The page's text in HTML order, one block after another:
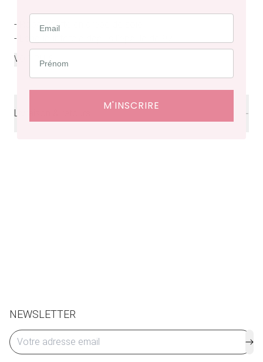
- Robe courte en crêpe de soie
- Longueur totale depuis l’épaule de 92...
VOIR PLUS
Livraison & retours
NEWSLETTER
M'INSCRIRE